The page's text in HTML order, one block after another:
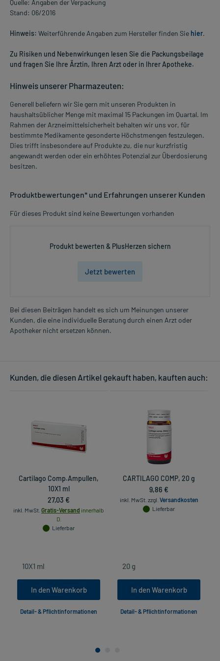
Quelle: Angaben der Verpackung
Stand: 06/2016
Hinweis: Weiterführende Angaben zum Hersteller finden Sie hier.
Zu Risiken und Nebenwirkungen lesen Sie die Packungsbeilage
und fragen Sie Ihre Ärztin, Ihren Arzt oder in Ihrer Apotheke.
Hinweis unserer Pharmazeuten:
Generell beliefern wir Sie gern mit unseren Produkten in
haushaltsüblicher Menge mit maximal 15 Packungen im Quartal. Im
Rahmen der Arzneimittelsicherheit behalten wir uns vor, für
bestimmte Medikamente gesonderte Höchstmengen festzulegen.
Dies trifft insbesondere auf Produkte zu, die nur kurzfristig
angewandt werden oder ein erhöhtes Potenzial zur Überdosierung
besitzen.
Produktbewertungen* und Erfahrungen unserer Kunden
Für dieses Produkt sind keine Bewertungen vorhanden
Produkt bewerten & PlusHerzen sichern
Jetzt bewerten
Bei diesen Beiträgen handelt es sich um Meinungen unserer
Kunden, die eine individuelle Beratung durch einen Arzt oder
Apotheker nicht ersetzen können.
Kunden, die diesen Artikel gekauft haben, kauften auch:
Cartilago Comp.Ampullen,
10X1 ml
27,03 €
inkl. MwSt. Gratis-Versand innerhalb
D.
Lieferbar
In den Warenkorb
Detail- & Pflichtinformationen
CARTILAGO COMP, 20 g
9,86 €
inkl. MwSt. zzgl. Versandkosten
Lieferbar
In den Warenkorb
Detail- & Pflichtinformationen